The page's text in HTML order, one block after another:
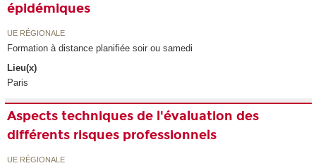
épidémiques
UE RÉGIONALE
Formation à distance planifiée soir ou samedi
Lieu(x)
Paris
Aspects techniques de l'évaluation des
différents risques professionnels
UE RÉGIONALE